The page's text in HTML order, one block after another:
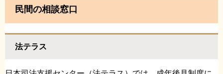
民間の相談窓口
法テラス